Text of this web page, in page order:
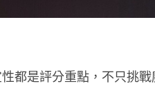
都是評分重點，不只挑